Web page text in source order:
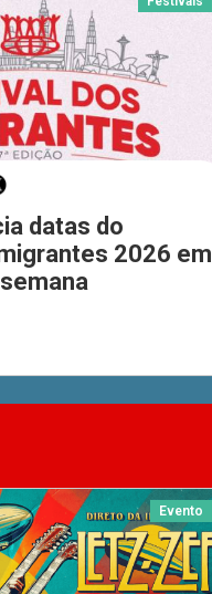
datas do
2026 em
Evento